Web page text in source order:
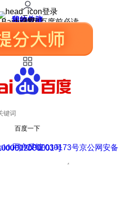
登录
我的关注
我的收藏
皮肤中心
用户反馈
设置
使用百度前必读
百度一下
用户反馈
京ICP证030173号
网安备11000002000001号